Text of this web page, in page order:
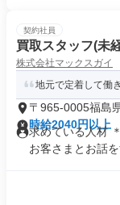
契約社員
買取スタッフ(未
株式会社マックスガイ
地元で定着して働
〒965-0005福島
時給2040円以上
求めている人材
お客さまとお話を